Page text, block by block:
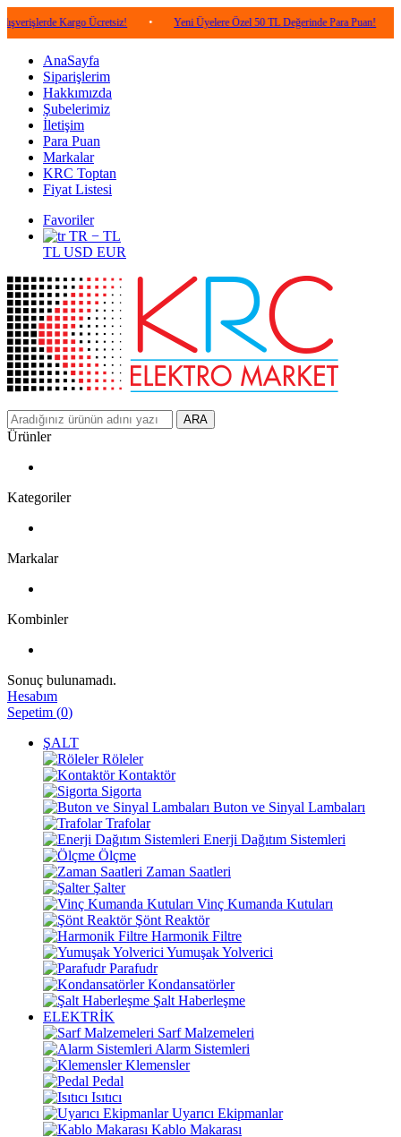
Kargo Ücretsiz! • Yeni Üyelere Özel 50 TL Değerinde Para Puan! • 5.000
AnaSayfa
Siparişlerim
Hakkımızda
Şubelerimiz
İletişim
Para Puan
Markalar
KRC Toptan
Fiyat Listesi
Favoriler
TR − TL
TL USD EUR
ARA
Ürünler
Kategoriler
Markalar
Kombinler
Sonuç bulunamadı.
Hesabım
Sepetim (0)
ŞALT
Röleler
Kontaktör
Sigorta
Buton ve Sinyal Lambaları
Trafolar
Enerji Dağıtım Sistemleri
Ölçme
Zaman Saatleri
Şalter
Vinç Kumanda Kutuları
Şönt Reaktör
Harmonik Filtre
Yumuşak Yolverici
Parafudr
Kondansatörler
Şalt Haberleşme
ELEKTRİK
Sarf Malzemeleri
Alarm Sistemleri
Klemensler
Pedal
Isıtıcı
Uyarıcı Ekipmanlar
Kablo Makarası